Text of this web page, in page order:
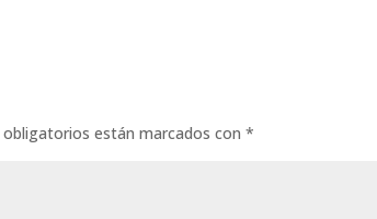
obligatorios están marcados con*